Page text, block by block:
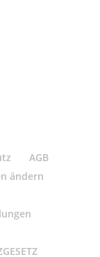
AGB
ändern